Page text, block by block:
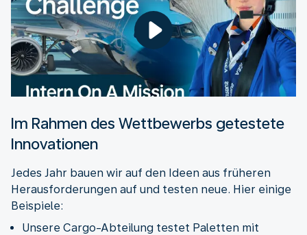
Im Rahmen des Wettbewerbs getestete
Innovationen
Jedes Jahr bauen wir auf den Ideen aus früheren
Herausforderungen auf und testen neue. Hier einige
Beispiele:
Unsere Cargo-Abteilung testet Paletten mit